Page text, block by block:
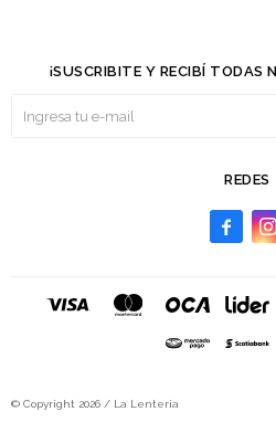
REDES
 
¡SUSCRIBITE Y RECIBÍ TODAS
© Copyright 2026 / La Lenteria